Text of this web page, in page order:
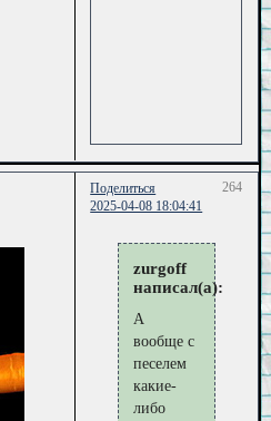
Поделиться
264
2025-04-08 18:04:41
zurgoff
написал(а):
А
вообще с
песелем
какие-
либо